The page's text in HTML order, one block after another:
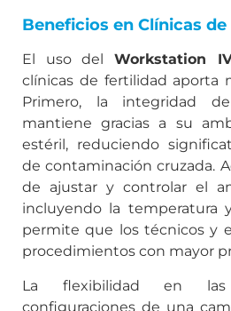
Beneficios en Clínicas
El uso delWorkstation
clínicas de fertilidad aporta
Primero, la integridad
mantiene gracias a su
estéril, reduciendo
de contaminación cruzada.
de ajustar y controlar el
incluyendo la temperatura
permite que los técnicos y
procedimientos con mayor
La flexibilidad en
configuraciones de una